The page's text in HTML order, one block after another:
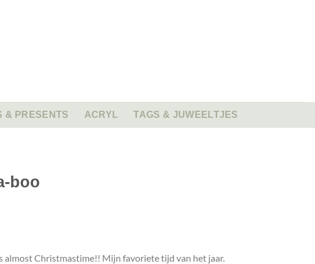
& PRESENTS ACRYL TAGS & JUWEELTJES
boo
almost Christmastime!! Mijn favoriete tijd van het jaar.